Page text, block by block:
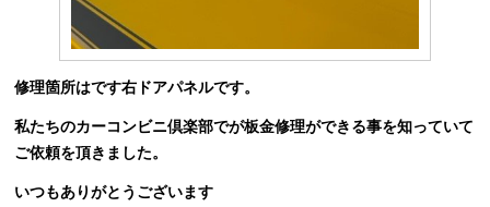
修理箇所はです右ドアパネルです。
私たちのカーコンビニ倶楽部でが板金修理ができる事を知っていて
ご依頼を頂きました。
いつもありがとうございます